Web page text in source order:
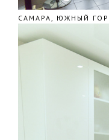
САМАРА, ЮЖНЫЙ